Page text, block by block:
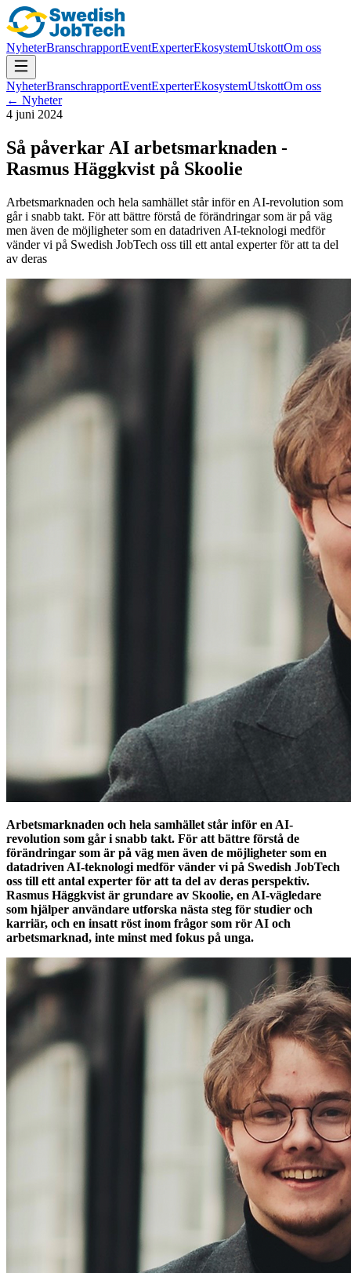
NyheterBranschrapportEventExperterEkosystemUtskottOm oss
NyheterBranschrapportEventExperterEkosystemUtskottOm oss
← Nyheter
4 juni 2024
Så påverkar AI arbetsmarknaden -
Rasmus Häggkvist på Skoolie
Arbetsmarknaden och hela samhället står inför en AI-revolution som
går i snabb takt. För att bättre förstå de förändringar som är på väg
men även de möjligheter som en datadriven AI-teknologi medför
vänder vi på Swedish JobTech oss till ett antal experter för att ta del
av deras
Arbetsmarknaden och hela samhället står inför en AI-
revolution som går i snabb takt. För att bättre förstå de
förändringar som är på väg men även de möjligheter som en
datadriven AI-teknologi medför vänder vi på Swedish JobTech
oss till ett antal experter för att ta del av deras perspektiv.
Rasmus Häggkvist är grundare av Skoolie, en AI-vägledare
som hjälper användare utforska nästa steg för studier och
karriär, och en insatt röst inom frågor som rör AI och
arbetsmarknad, inte minst med fokus på unga.